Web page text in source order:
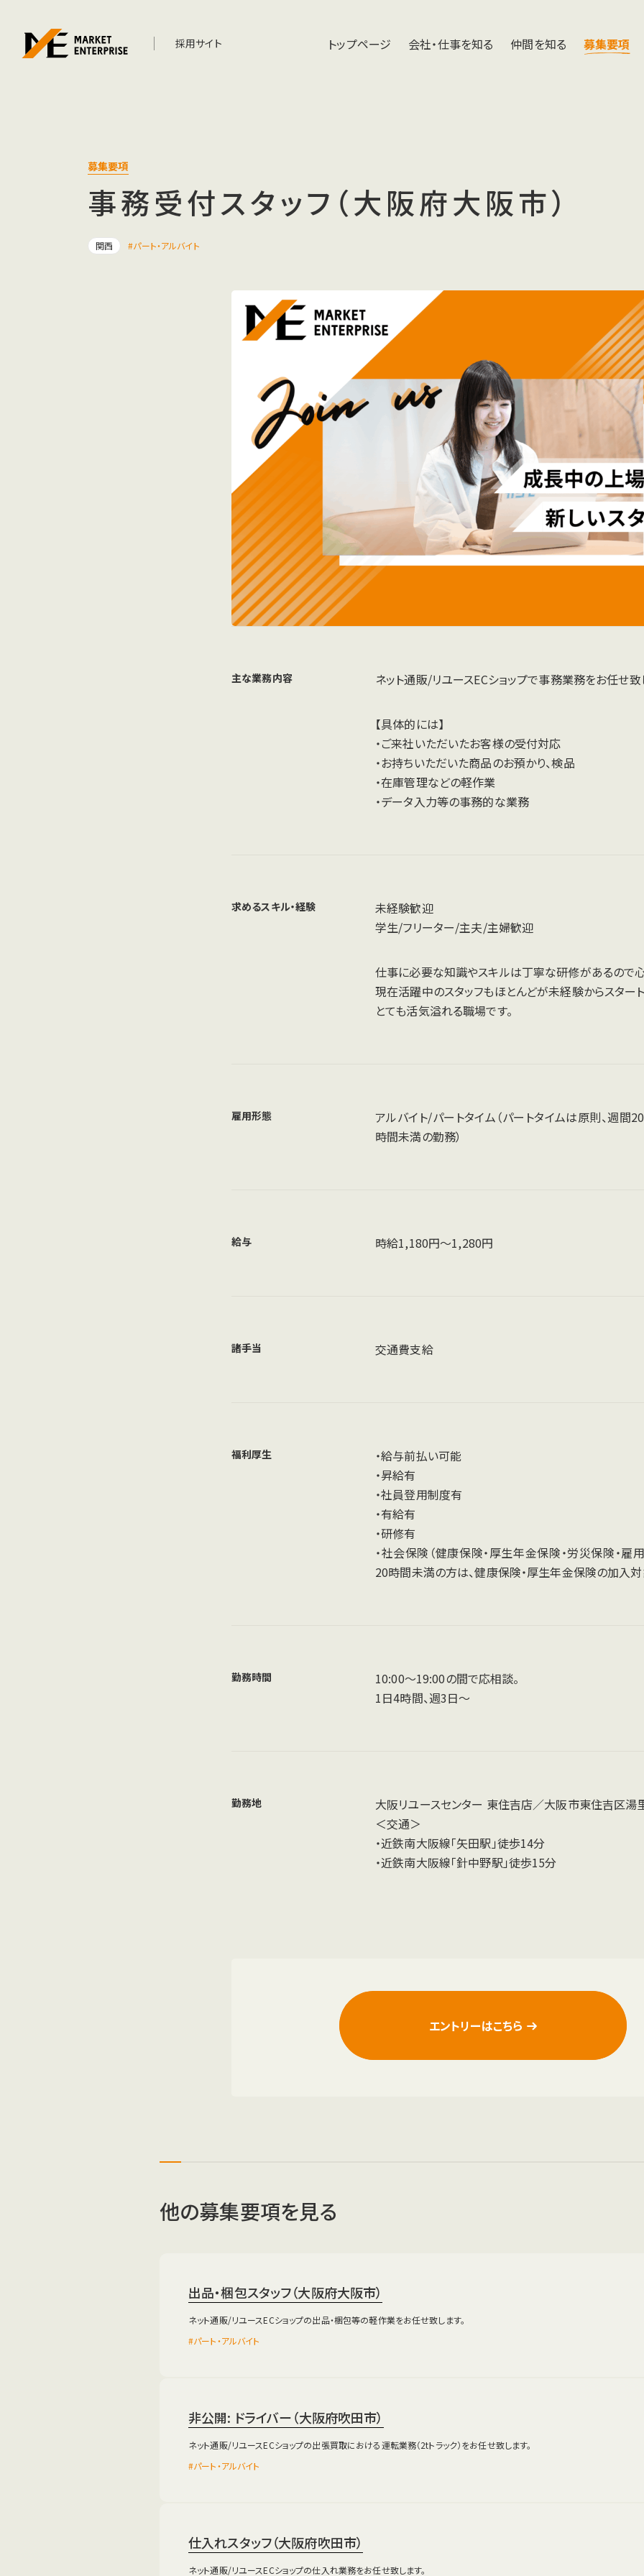
採用サイト トップページ 会社・仕事を知る 仲間を知る 募集要項
募集要項
事務受付スタッフ（大阪府大阪市）
関西 パート・アルバイト
主な業務内容 ネット通販/リユースECショップで事務業務をお任せ致
【具体的には】
・ご来社いただいたお客様の受付対応
・お持ちいただいた商品のお預かり、検品
・在庫管理などの軽作業
・データ入力等の事務的な業務
求めるスキル・経験
未経験歓迎
学生/フリーター/主夫/主婦歓迎
仕事に必要な知識やスキルは丁寧な研修があるので
現在活躍中のスタッフもほとんどが未経験からスタート
とても活気溢れる職場です。
雇用形態
アルバイト/パートタイム（パートタイムは原則、週間
時間未満の勤務）
給与 時給1,180円～1,280円
諸手当 交通費支給
福利厚生
・給与前払い可能
・昇給有
・社員登用制度有
・有給有
・研修有
・社会保険（健康保険・厚生年金保険・労災保険・
20時間未満の方は、健康保険・厚生年金保険の加入対
勤務時間
10:00～19:00の間で応相談。
1日4時間、週3日～
勤務地
大阪リユースセンター 東住吉店／大阪市東住吉区湯
＜交通＞
・近鉄南大阪線「矢田駅」徒歩14分
・近鉄南大阪線「針中野駅」徒歩15分
エントリーはこちら
他の募集要項を見る
出品・梱包スタッフ（大阪府大阪市）
ネット通販/リユースECショップの出品・梱包等の軽作業をお任せ致します。
パート・アルバイト
非公開: ドライバー（大阪府吹田市）
ネット通販/リユースECショップの出張買取における運転業務（2tトラック）をお任せ致します。
パート・アルバイト
仕入れスタッフ（大阪府吹田市）
ネット通販/リユースECショップの仕入れ業務をお任せ致します。